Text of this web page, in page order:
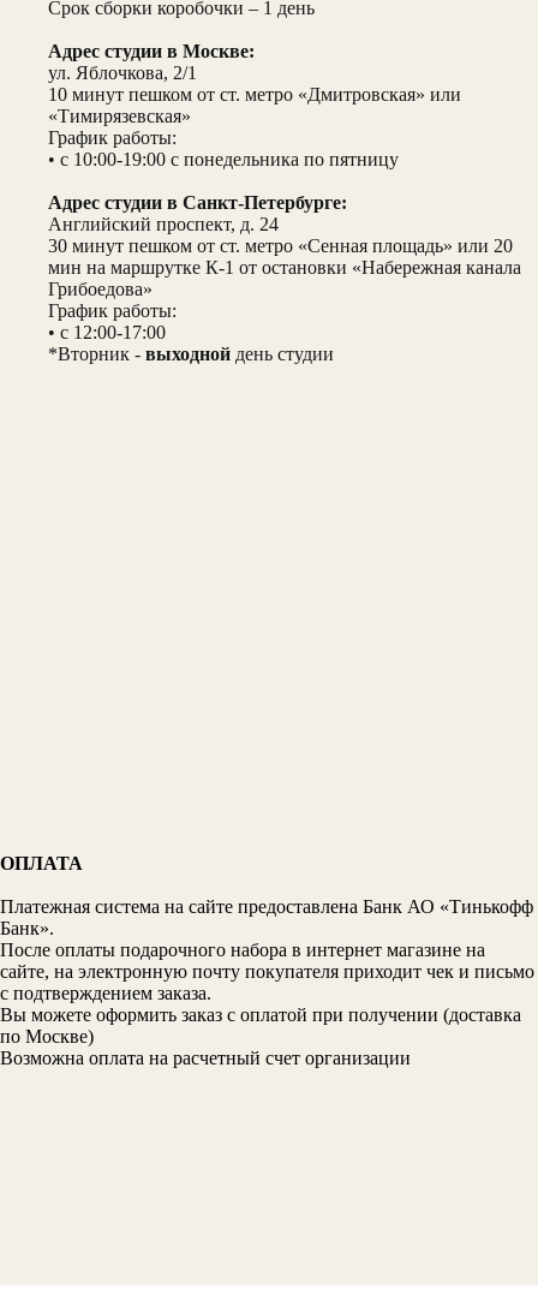
Срок сборки коробочки – 1 день
Адрес студии в Москве:
ул. Яблочкова, 2/1
10 минут пешком от ст. метро «Дмитровская» или
«Тимирязевская»
График работы:
• с 10:00-19:00 с понедельника по пятницу
Адрес студии в Санкт-Петербурге:
Английский проспект, д. 24
30 минут пешком от ст. метро «Сенная площадь» или 20
мин на маршрутке К-1 от остановки «Набережная канала
Грибоедова»
График работы:
• с 12:00-17:00
*Вторник - выходной день студии
ОПЛАТА
Платежная система на сайте предоставлена Банк АО «Тинькофф
Банк».
После оплаты подарочного набора в интернет магазине на
сайте, на электронную почту покупателя приходит чек и письмо
с подтверждением заказа.
Вы можете оформить заказ с оплатой при получении (доставка
по Москве)
Возможна оплата на расчетный счет организации